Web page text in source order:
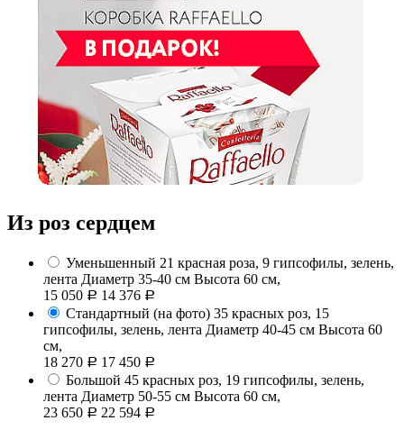
Из роз сердцем
Уменьшенный 21 красная роза, 9 гипсофилы, зелень,
лента Диаметр 35-40 см Высота 60 см,
15 050 Р 14 376 Р
Стандартный (на фото) 35 красных роз, 15
гипсофилы, зелень, лента Диаметр 40-45 см Высота 60
см,
18 270 Р 17 450 Р
Большой 45 красных роз, 19 гипсофилы, зелень,
лента Диаметр 50-55 см Высота 60 см,
23 650 Р 22 594 Р